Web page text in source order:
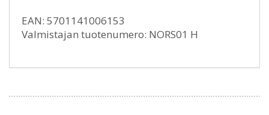
EAN: 5701141006153
Valmistajan tuotenumero: NORS01 H